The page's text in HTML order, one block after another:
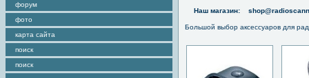
форум
фото
карта сайта
поиск
поиск
Наш магазин:
Большой выбор аксессуаров для